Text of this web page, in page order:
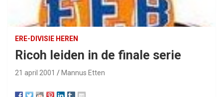
ERE-DIVISIE HEREN
Ricoh leiden in de finale serie
21 april 2001 Mannus Etten